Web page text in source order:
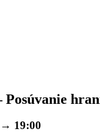
Posúvanie
→ 19:00